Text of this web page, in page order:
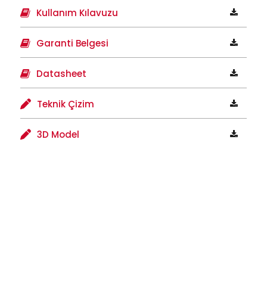
Kullanım Kılavuzu
Garanti Belgesi
Datasheet
Teknik Çizim
3D Model